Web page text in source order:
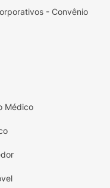
- Convênio
Médico